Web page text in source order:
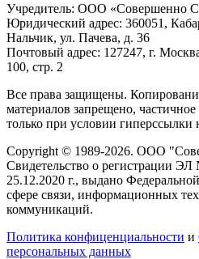
Учредитель: ООО «Совершенно
Юридический адрес: 360051,
Нальчик, ул. Пачева, д. 36
Почтовый адрес: 127247, г.
100, стр. 2
Все права защищены.
материалов запрещено,
только при условии гиперссылки
Copyright © 1989-2026. ООО
Свидетельство о регистрации
25.12.2020 г., выдано
сфере связи, информационных
коммуникаций.
Политика конфиценциальности и
персональных данных